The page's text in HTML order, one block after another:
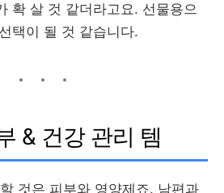
확 살 것 같더라고요. 선물용으
택이 될 것 같습니다.
& 건강 관리 템
것은 피부와 영양제죠. 남편과